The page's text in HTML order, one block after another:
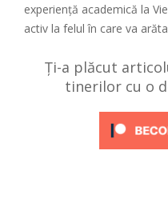
experiență academică la
activ la felul în care va
Ți-a plăcut
tinerilor cu o